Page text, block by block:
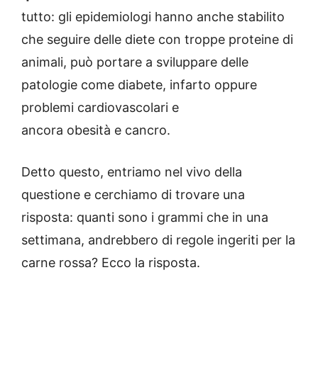
tutto: gli epidemiologi hanno anche stabilito
che seguire delle diete con troppe proteine di
animali, può portare a sviluppare delle
patologie come diabete, infarto oppure
problemi cardiovascolari e
ancora obesità e cancro.
Detto questo, entriamo nel vivo della
questione e cerchiamo di trovare una
risposta: quanti sono i grammi che in una
settimana, andrebbero di regole ingeriti per la
carne rossa? Ecco la risposta.